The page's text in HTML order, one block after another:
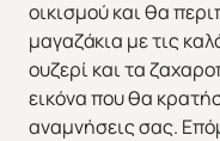
οικισμού και θα
μαγαζάκια με τις
ουζερί και τα
εικόνα που θα
αναμνήσεις σας.